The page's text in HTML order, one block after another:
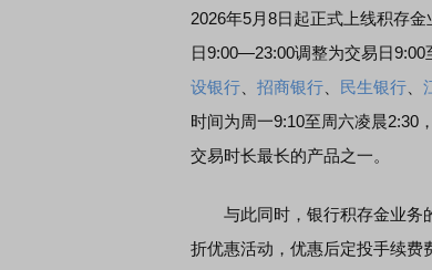
2026年5月8日起正式上线积存
日9:00—23:00调整为交易日9:00
设银行
招商银行 民生银行
时间为周一9:10至周六凌晨2:30，
交易时长最长的产品之一。
与此同时，银行积存金业务的
折优惠活动，优惠后定投手续费